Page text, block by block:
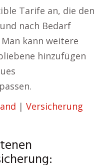
Tarife an, die den
nach Bedarf
kann weitere
hinzufügen
| Versicherung